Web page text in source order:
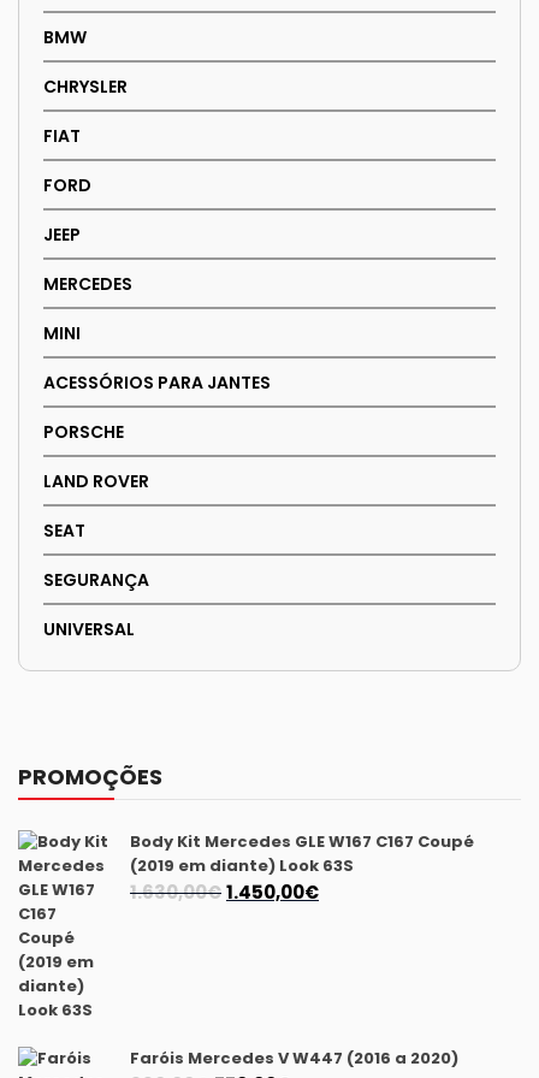
BMW
CHRYSLER
FIAT
FORD
JEEP
MERCEDES
MINI
ACESSÓRIOS PARA JANTES
PORSCHE
LAND ROVER
SEAT
SEGURANÇA
UNIVERSAL
PROMOÇÕES
Body Kit Mercedes GLE W167 C167 Coupé
(2019 em diante) Look 63S
1.630,00€O
1.450,00€O
Faróis Mercedes V W447 (2016 a 2020)